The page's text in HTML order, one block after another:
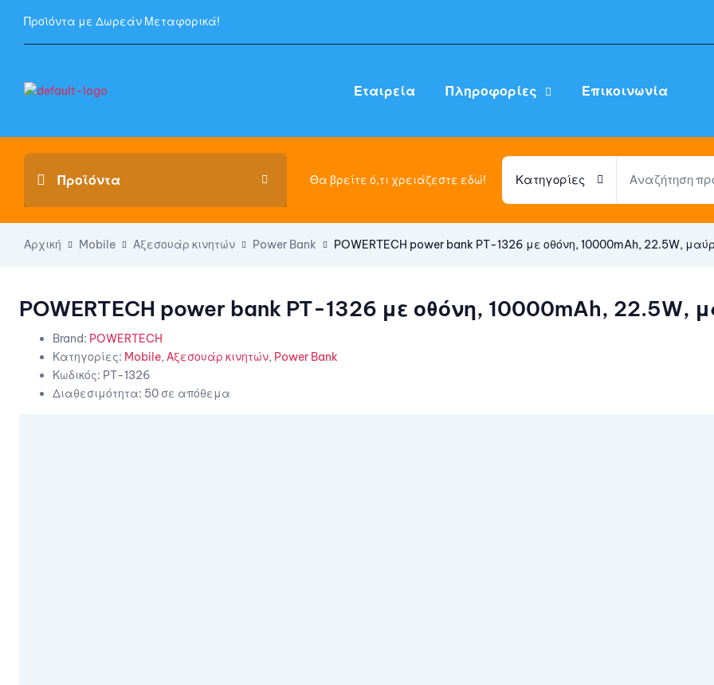
Προϊόντα με Δωρεάν Μεταφορικά!
Εταιρεία Πληροφορίες Επικοινωνία
Θα βρείτε ό,τι χρειάζεστε εδώ! Κατηγορίες
Αρχική Mobile Αξεσουάρ κινητών Power Bank POWERTECH power bank PT-1326 με οθόνη, 10000mAh, 22.5W,
POWERTECH power bank PT-1326 με οθόνη, 10000mAh, 22.5W,
Brand: POWERTECH
Κατηγορίες: Mobile, Αξεσουάρ κινητών, Power Bank
Κωδικός: PT-1326
Διαθεσιμότητα: 50 σε απόθεμα